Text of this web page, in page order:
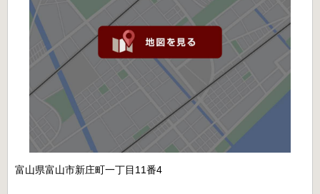
富山県富山市新庄町一丁目11番4